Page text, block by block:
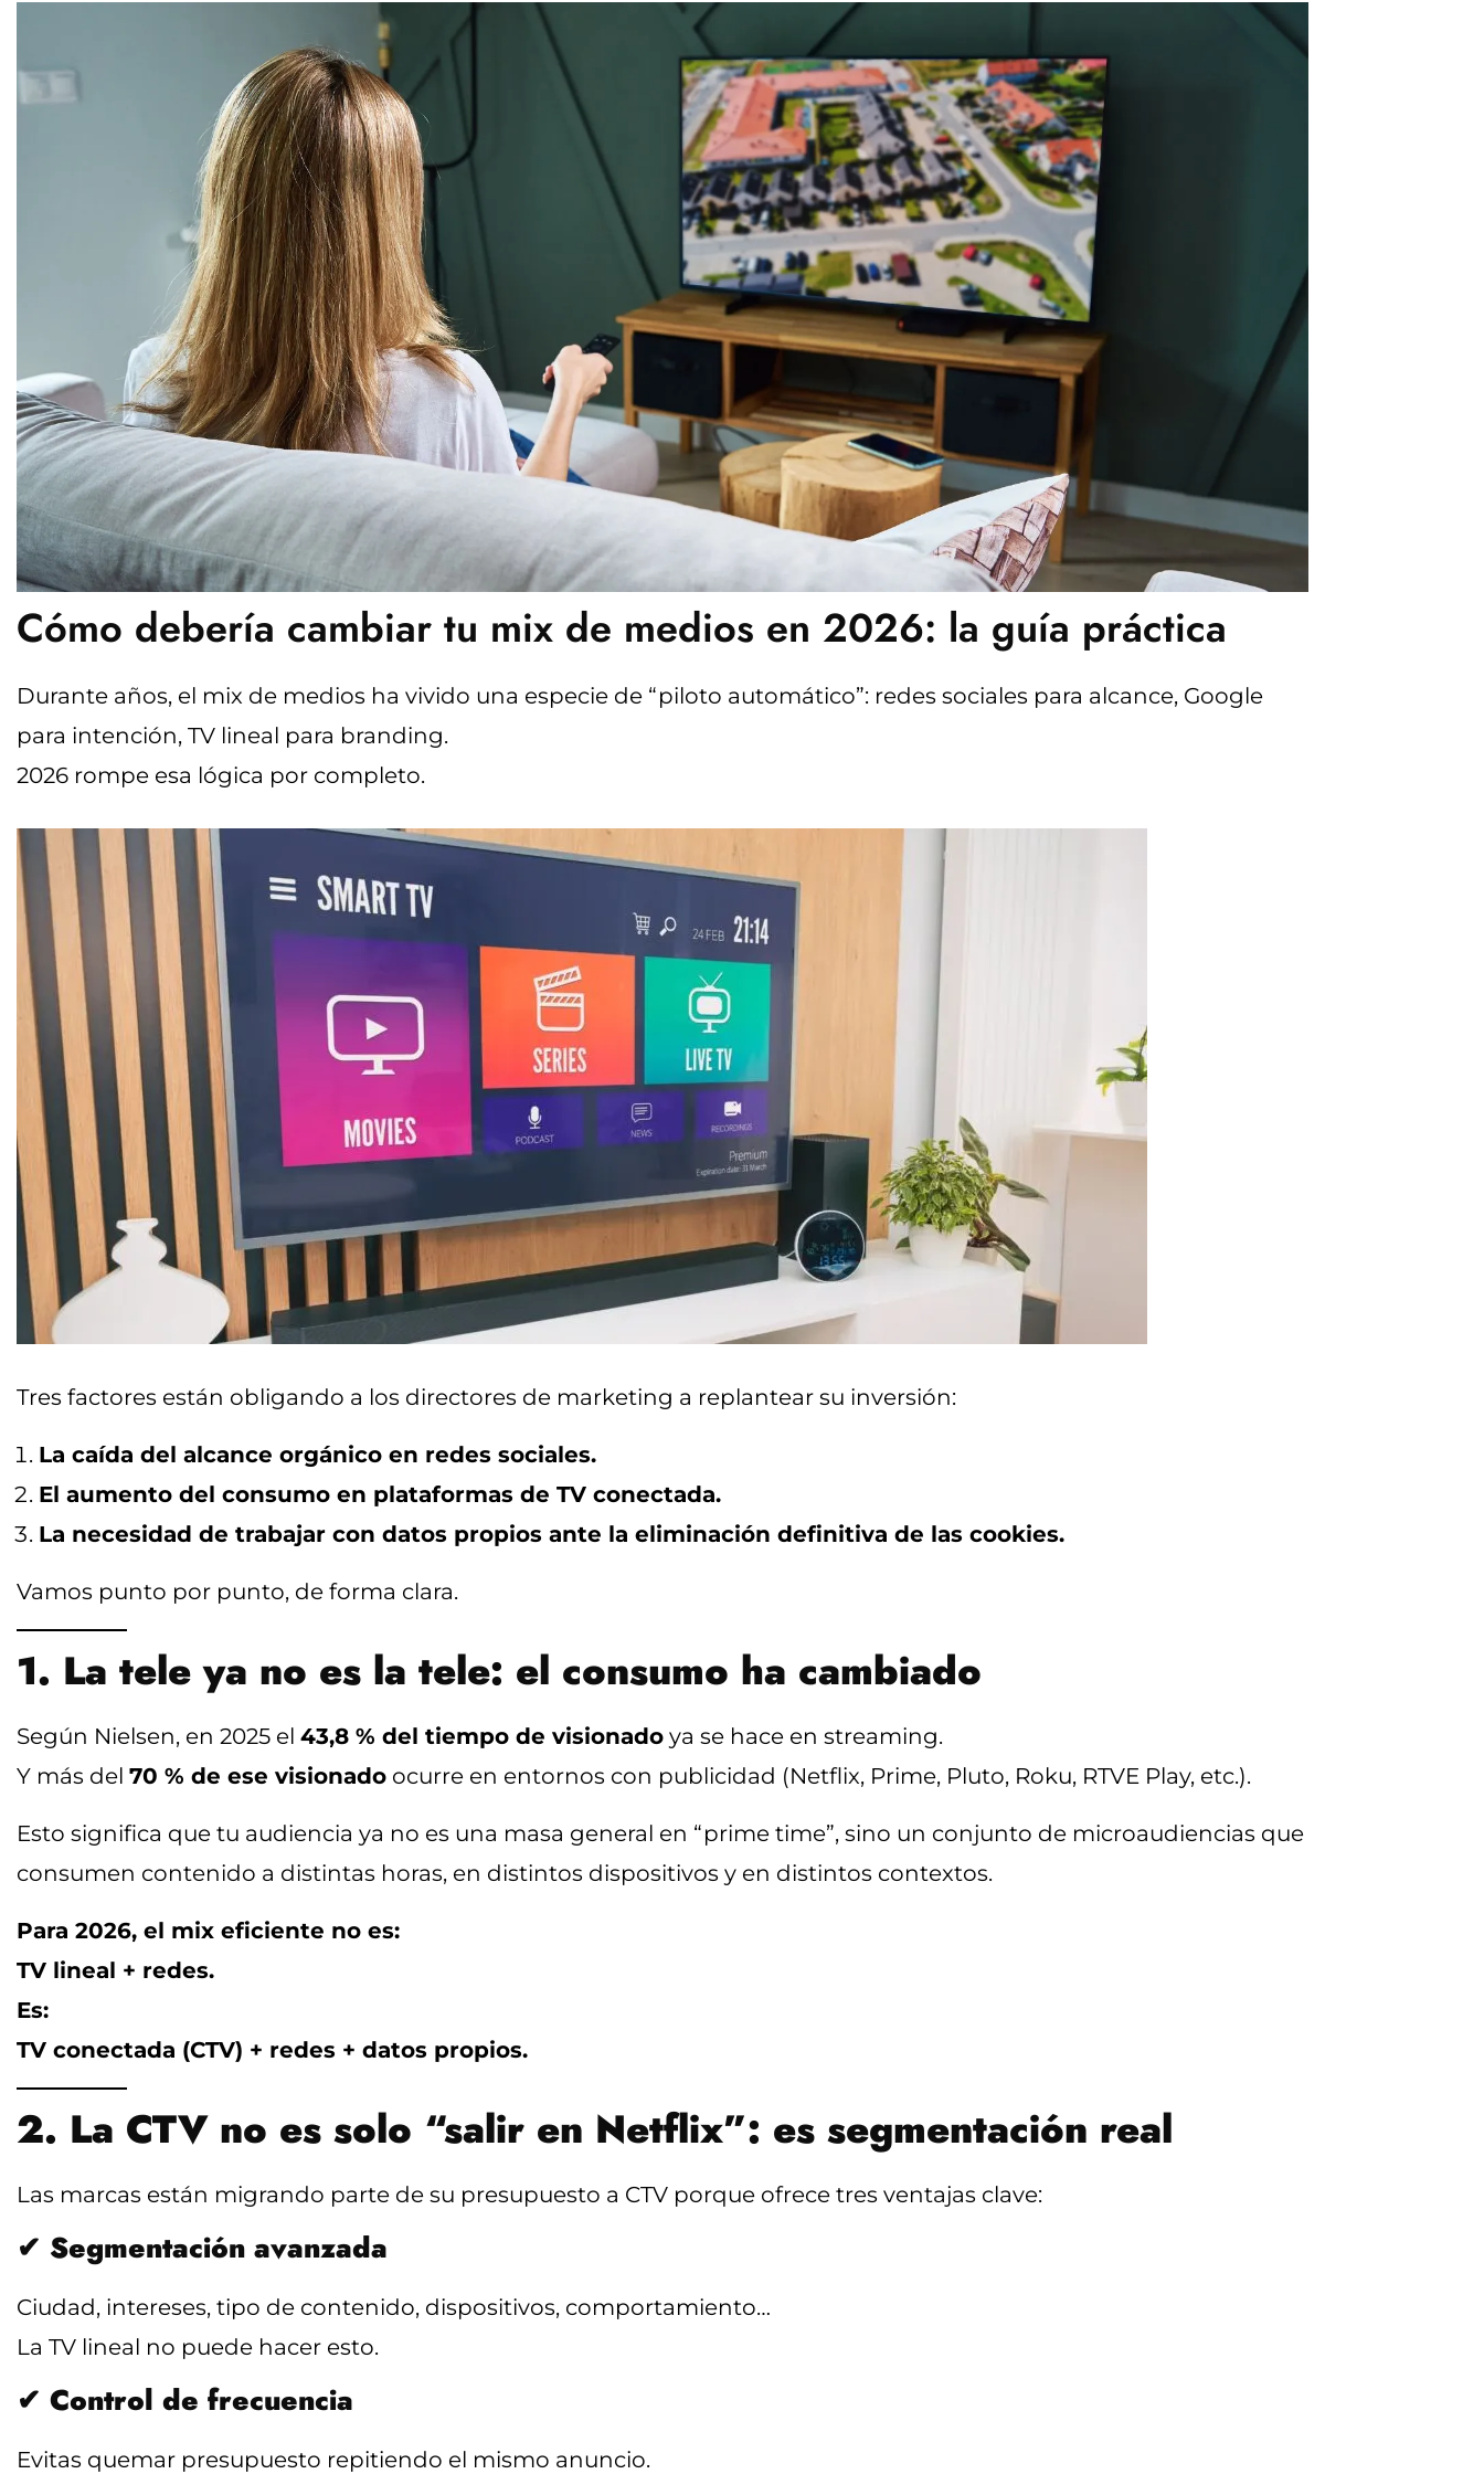
Cómo debería cambiar tu mix de medios en 2026: la guía práctica
Durante años, el mix de medios ha vivido una especie de “piloto automático”: redes sociales para alcance, Google
para intención, TV lineal para branding.
2026 rompe esa lógica por completo.
Tres factores están obligando a los directores de marketing a replantear su inversión:
La caída del alcance orgánico en redes sociales.
El aumento del consumo en plataformas de TV conectada.
La necesidad de trabajar con datos propios ante la eliminación definitiva de las cookies.
Vamos punto por punto, de forma clara.
1. La tele ya no es la tele: el consumo ha cambiado
Según Nielsen, en 2025 el 43,8 % del tiempo de visionado ya se hace en streaming.
Y más del 70 % de ese visionado ocurre en entornos con publicidad (Netflix, Prime, Pluto, Roku, RTVE Play, etc.).
Esto significa que tu audiencia ya no es una masa general en “prime time”, sino un conjunto de microaudiencias que
consumen contenido a distintas horas, en distintos dispositivos y en distintos contextos.
Para 2026, el mix eficiente no es:
TV lineal + redes.
Es:
TV conectada (CTV) + redes + datos propios.
2. La CTV no es solo “salir en Netflix”: es segmentación real
Las marcas están migrando parte de su presupuesto a CTV porque ofrece tres ventajas clave:
✔ Segmentación avanzada
Ciudad, intereses, tipo de contenido, dispositivos, comportamiento…
La TV lineal no puede hacer esto.
✔ Control de frecuencia
Evitas quemar presupuesto repitiendo el mismo anuncio.